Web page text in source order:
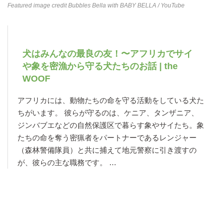
Featured image creditBubbles Bella with BABY BELLA/ YouTube
犬はみんなの最良の友！〜アフリカでサイ
や象を密漁から守る犬たちのお話 | the
WOOF
アフリカには、動物たちの命を守る活動をしている犬た
ちがいます。 彼らが守るのは、ケニア、タンザニア、
ジンバブエなどの自然保護区で暮らす象やサイたち。象
たちの命を奪う密猟者をパートナーであるレンジャー
（森林警備隊員）と共に捕えて地元警察に引き渡すの
が、彼らの主な職務です。 …